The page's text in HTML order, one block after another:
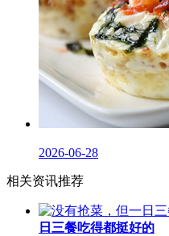
2026-06-28
相关资讯推荐
日三餐吃得都挺好的